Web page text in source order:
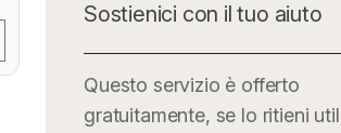
Sostienici con il tuo aiuto
Questo servizio è offerto
gratuitamente, se lo ritieni